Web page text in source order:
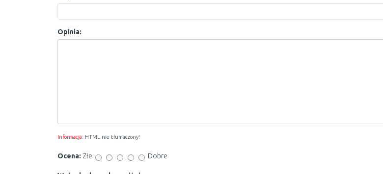
Opinia:
Informacja: HTML nie tłumaczony!
Ocena: Złe Dobre